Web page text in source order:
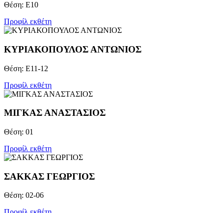
Θέση: Ε10
Προφίλ εκθέτη
ΚΥΡΙΑΚΟΠΟΥΛΟΣ ΑΝΤΩΝΙΟΣ
Θέση: Ε11-12
Προφίλ εκθέτη
ΜΙΓΚΑΣ ΑΝΑΣΤΑΣΙΟΣ
Θέση: 01
Προφίλ εκθέτη
ΣΑΚΚΑΣ ΓΕΩΡΓΙΟΣ
Θέση: 02-06